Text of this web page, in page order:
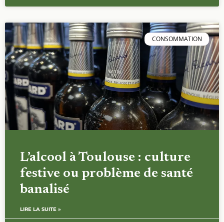
CONSOMMATION
L’alcool à Toulouse : culture
festive ou problème de santé
banalisé
LIRE LA SUITE »